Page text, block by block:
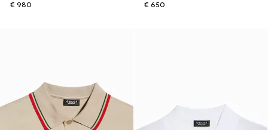
€ 980
€ 650